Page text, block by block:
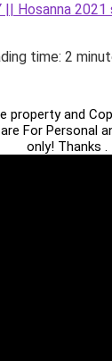
|| Hosanna 2021
time: 2
property and
For Personal
only! Thanks .